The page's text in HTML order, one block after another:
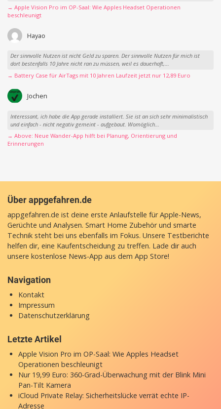
→ Apple Vision Pro im OP-Saal: Wie Apples Headset Operationen
beschleunigt
Hayao
Der sinnvolle Nutzen ist nicht Geld zu sparen. Der sinnvolle Nutzen für mich ist
dort bestenfalls 10 Jahre nicht ran zu müssen, weil es dauerhaft,...
→ Battery Case für AirTags mit 10 Jahren Laufzeit jetzt nur 12,89 Euro
Jochen
Interessant, ich habe die App gerade installiert. Sie ist an sich sehr minimalistisch
und einfach - nicht negativ gemeint - aufgebaut. Womöglich...
→ Above: Neue Wander-App hilft bei Planung, Orientierung und
Erinnerungen
Über appgefahren.de
appgefahren.de ist deine erste Anlaufstelle für Apple-News,
Gerüchte und Analysen. Smart Home Zubehör und smarte
Technik steht bei uns ebenfalls im Fokus. Unsere Testberichte
helfen dir, eine Kaufentscheidung zu treffen. Lade dir auch
unsere kostenlose News-App aus dem App Store!
Navigation
Kontakt
Impressum
Datenschutzerklärung
Letzte Artikel
Apple Vision Pro im OP-Saal: Wie Apples Headset
Operationen beschleunigt
Nur 19,99 Euro: 360-Grad-Überwachung mit der Blink Mini
Pan-Tilt Kamera
iCloud Private Relay: Sicherheitslücke verrät echte IP-
Adresse